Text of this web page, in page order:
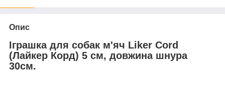
Опис
Іграшка для собак м'яч Liker Cord
(Лайкер Корд) 5 см, довжина шнура
30см.